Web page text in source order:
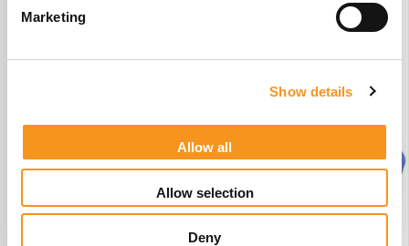
Marketing
Show details
Allow all
Allow selection
Deny